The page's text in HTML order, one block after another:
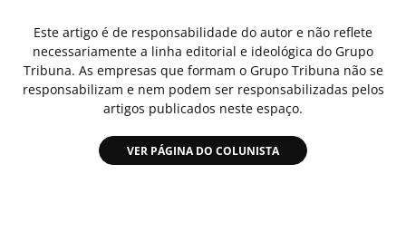
Este artigo é de responsabilidade do autor e não reflete
necessariamente a linha editorial e ideológica do Grupo
Tribuna. As empresas que formam o Grupo Tribuna não se
responsabilizam e nem podem ser responsabilizadas pelos
artigos publicados neste espaço.
VER PÁGINA DO COLUNISTA